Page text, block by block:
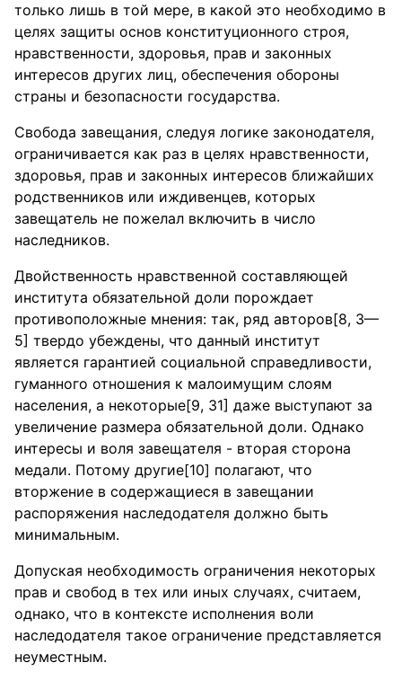
только лишь в той мере, в какой это необходимо в
целях защиты основ конституционного строя,
нравственности, здоровья, прав и законных
интересов других лиц, обеспечения обороны
страны и безопасности государства.
Свобода завещания, следуя логике законодателя,
ограничивается как раз в целях нравственности,
здоровья, прав и законных интересов ближайших
родственников или иждивенцев, которых
завещатель не пожелал включить в число
наследников.
Двойственность нравственной составляющей
института обязательной доли порождает
противоположные мнения: так, ряд авторов[8, 3—
5] твердо убеждены, что данный институт
является гарантией социальной справедливости,
гуманного отношения к малоимущим слоям
населения, а некоторые[9, 31] даже выступают за
увеличение размера обязательной доли. Однако
интересы и воля завещателя - вторая сторона
медали. Потому другие[10] полагают, что
вторжение в содержащиеся в завещании
распоряжения наследодателя должно быть
минимальным.
Допуская необходимость ограничения некоторых
прав и свобод в тех или иных случаях, считаем,
однако, что в контексте исполнения воли
наследодателя такое ограничение представляется
неуместным.